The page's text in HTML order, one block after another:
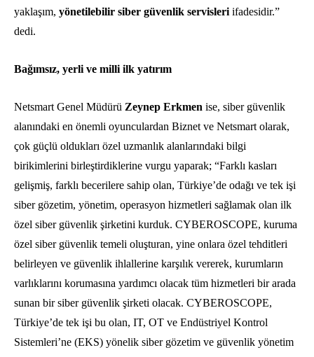
yaklaşım, yönetilebilir siber güvenlik servisleri ifadesidir.”
dedi.
Bağımsız, yerli ve milli ilk yatırım
Netsmart Genel Müdürü Zeynep Erkmen ise, siber güvenlik
alanındaki en önemli oyunculardan Biznet ve Netsmart olarak,
çok güçlü oldukları özel uzmanlık alanlarındaki bilgi
birikimlerini birleştirdiklerine vurgu yaparak; “Farklı kasları
gelişmiş, farklı becerilere sahip olan, Türkiye’de odağı ve tek işi
siber gözetim, yönetim, operasyon hizmetleri sağlamak olan ilk
özel siber güvenlik şirketini kurduk. CYBEROSCOPE, kuruma
özel siber güvenlik temeli oluşturan, yine onlara özel tehditleri
belirleyen ve güvenlik ihlallerine karşılık vererek, kurumların
varlıklarını korumasına yardımcı olacak tüm hizmetleri bir arada
sunan bir siber güvenlik şirketi olacak. CYBEROSCOPE,
Türkiye’de tek işi bu olan, IT, OT ve Endüstriyel Kontrol
Sistemleri’ne (EKS) yönelik siber gözetim ve güvenlik yönetim